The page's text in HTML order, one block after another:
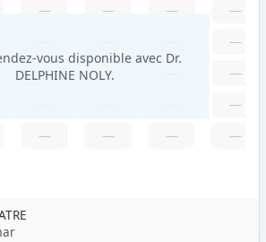
—
—
—
—
—
—
—
—
—
—
—
—
—
vous disponible avec Dr.
DELPHINE NOLY.